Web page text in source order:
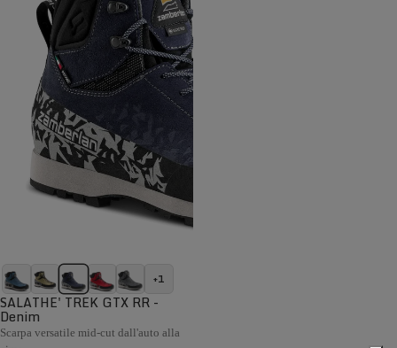
+1
SALATHE' TREK GTX RR -
Denim
Scarpa versatile mid-cut dall'auto alla